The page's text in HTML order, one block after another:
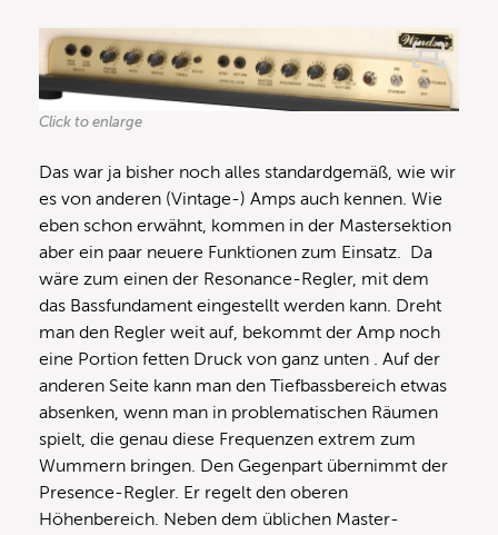
Click to enlarge
Das war ja bisher noch alles standardgemäß, wie wir
es von anderen (Vintage-) Amps auch kennen. Wie
eben schon erwähnt, kommen in der Mastersektion
aber ein paar neuere Funktionen zum Einsatz. Da
wäre zum einen der Resonance-Regler, mit dem
das Bassfundament eingestellt werden kann. Dreht
man den Regler weit auf, bekommt der Amp noch
eine Portion fetten Druck von ganz unten . Auf der
anderen Seite kann man den Tiefbassbereich etwas
absenken, wenn man in problematischen Räumen
spielt, die genau diese Frequenzen extrem zum
Wummern bringen. Den Gegenpart übernimmt der
Presence-Regler. Er regelt den oberen
Höhenbereich. Neben dem üblichen Master-